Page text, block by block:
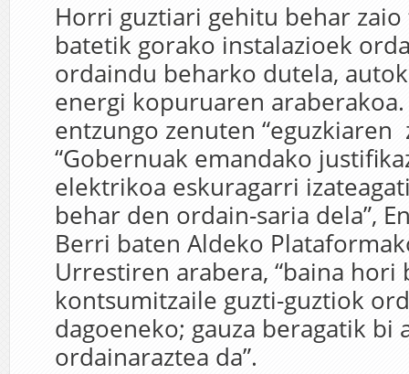
Horri guztiari gehitu behar
batetik gorako instalazioek
ordaindu beharko dutela,
energi kopuruaren
entzungo zenuten “eguzkiaren
“Gobernuak emandako
elektrikoa eskuragarri
behar den ordain-saria dela”,
Berri baten Aldeko
Urrestiren arabera, “baina hori
kontsumitzaile guzti-guztiok
dagoeneko; gauza beragatik bi
ordainaraztea da”.